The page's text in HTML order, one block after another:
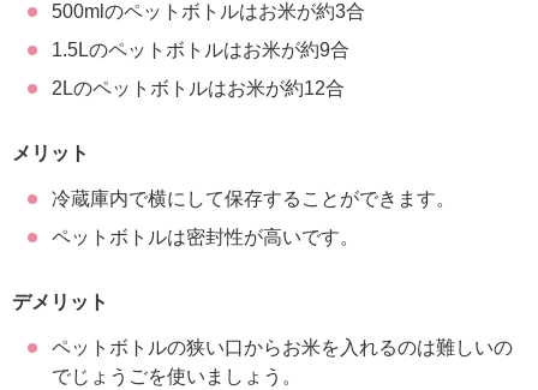
500mlのペットボトルはお米が約3合
1.5Lのペットボトルはお米が約9合
2Lのペットボトルはお米が約12合
メリット
冷蔵庫内で横にして保存することができます。
ペットボトルは密封性が高いです。
デメリット
ペットボトルの狭い口からお米を入れるのは難しいの
でじょうごを使いましょう。